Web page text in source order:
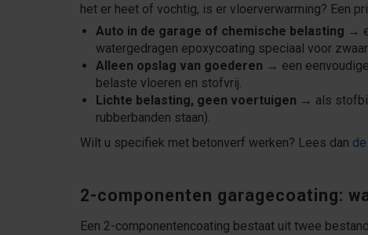
het er heet of vochtig, is er vloerverwarming? Een
Auto in de garage of chemische belasting →
watergedragen epoxycoating speciaal voor
Alleen opslag van goederen → een
belaste vloeren en stofvrij.
Lichte belasting, geen voertuigen → als
rubberbanden staan).
Wilt u specifiek met betonverf werken? Lees dan
2-componenten garagecoating:
Een 2-componentencoating bestaat uit twee